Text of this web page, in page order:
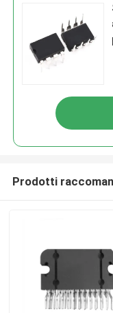
Prodotti